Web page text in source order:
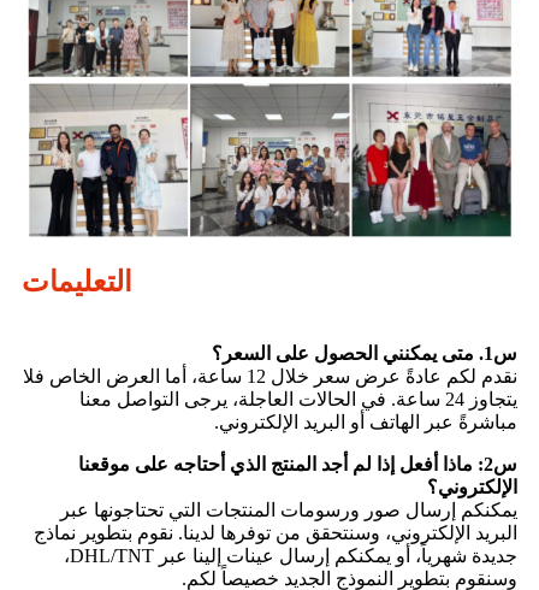
التعليمات
س1. متى يمكنني الحصول على السعر؟
نقدم لكم عادةً عرض سعر خلال 12 ساعة، أما العرض الخاص فلا
يتجاوز 24 ساعة. في الحالات العاجلة، يرجى التواصل معنا
مباشرةً عبر الهاتف أو البريد الإلكتروني.
س2: ماذا أفعل إذا لم أجد المنتج الذي أحتاجه على موقعنا
الإلكتروني؟
يمكنكم إرسال صور ورسومات المنتجات التي تحتاجونها عبر
البريد الإلكتروني، وسنتحقق من توفرها لدينا. نقوم بتطوير نماذج
جديدة شهرياً، أو يمكنكم إرسال عينات إلينا عبر DHL/TNT،
وسنقوم بتطوير النموذج الجديد خصيصاً لكم.